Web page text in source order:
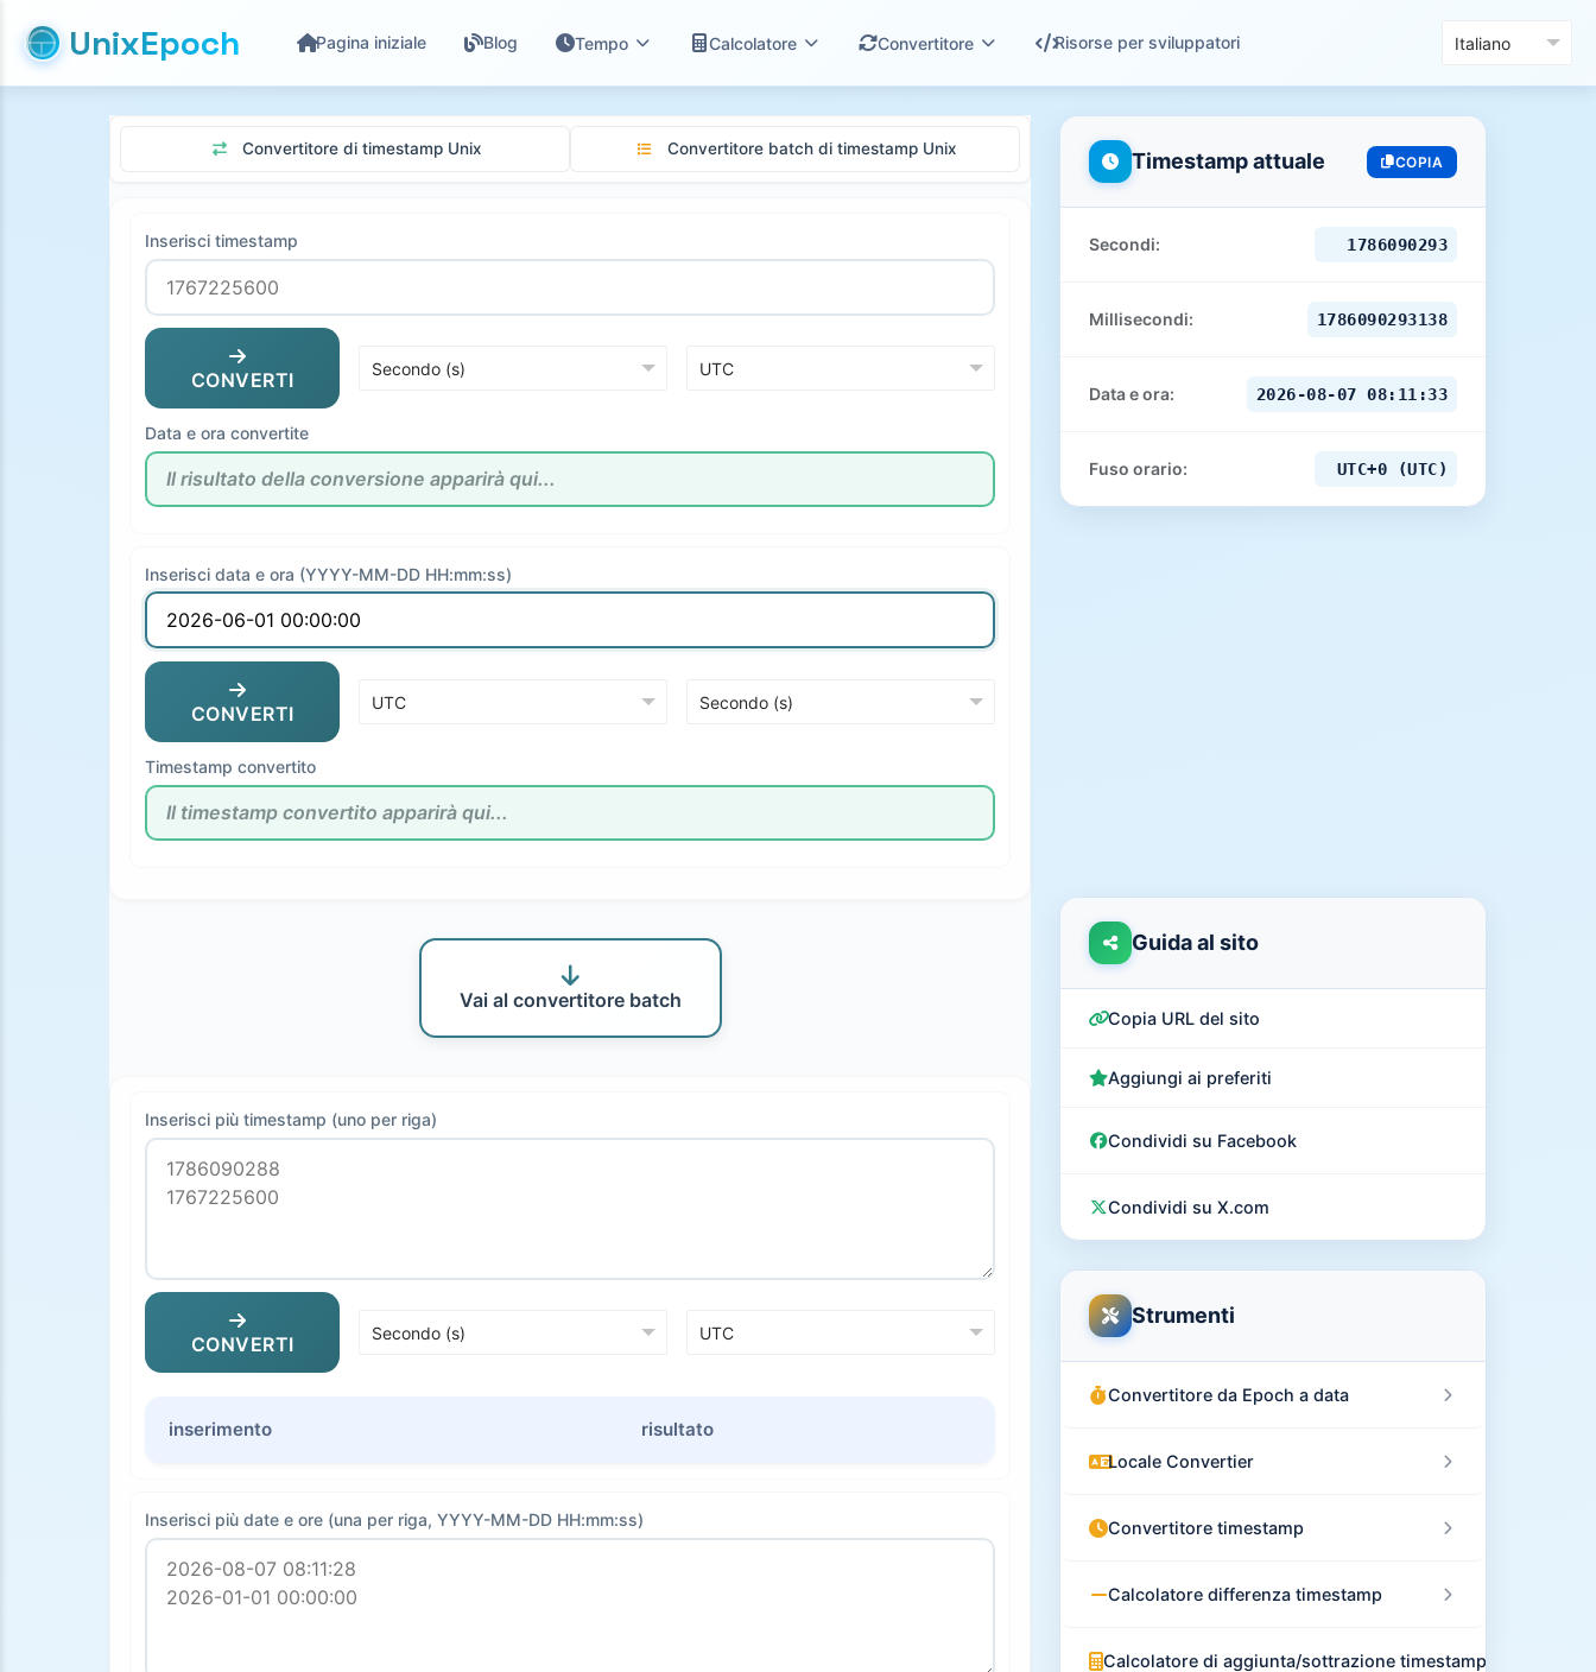
UnixEpoch Pagina iniziale Blog Tempo Calcolatore Convertitore Risorse per sviluppatori
Convertitore di timestamp Unix Convertitore batch di timestamp Unix
Inserisci timestamp
CONVERTI
Data e ora convertite
Inserisci data e ora (YYYY-MM-DD HH:mm:ss)
CONVERTI
Timestamp convertito
Vai al convertitore batch
Inserisci più timestamp (uno per riga)
CONVERTI
inserimento risultato
Inserisci più date e ore (una per riga, YYYY-MM-DD HH:mm:ss)
Timestamp attuale COPIA
Secondi: 1786090295
Millisecondi: 1786090295142
Data e ora: 2026-08-07 08:11:35
Fuso orario: UTC+0 (UTC)
Guida al sito
Copia URL del sito
Aggiungi ai preferiti
Condividi su Facebook
Condividi su X.com
Strumenti
Convertitore da Epoch a data
Locale Convertier
Convertitore timestamp
Calcolatore differenza timestamp
Calcolatore di aggiunta/sottrazione timestamp